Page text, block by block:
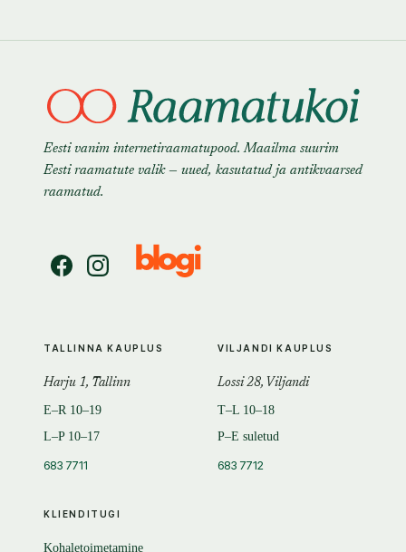
Eesti vanim internetiraamatupood. Maailma suurim
Eesti raamatute valik — uued, kasutatud ja antikvaarsed
raamatud.
KLIENDITUGI
Kohaletoimetamine
TALLINNA KAUPLUS
Harju 1, Tallinn
E–R 10–19
L–P 10–17
683 7711
VILJANDI KAUPLUS
Lossi 28, Viljandi
T–L 10–18
P–E suletud
683 7712